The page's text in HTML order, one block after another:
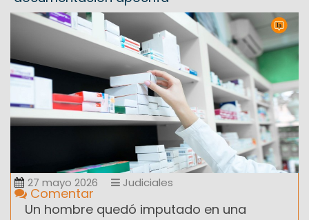
27 mayo 2026 Judiciales
Comentar
Un hombre quedó imputado en una